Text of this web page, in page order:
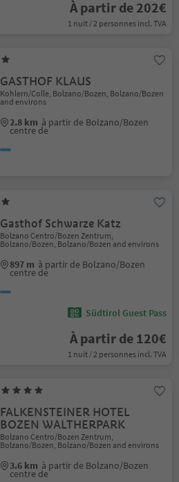
À partir de 202€
1 nuit / 2 personnes incl. TVA
GASTHOF KLAUS
Kohlern/Colle, Bolzano/Bozen, Bolzano/Bozen
and environs
2.8 km à partir de Bolzano/Bozen
centre de
Gasthof Schwarze Katz
Bolzano Centro/Bozen Zentrum,
Bolzano/Bozen, Bolzano/Bozen and environs
897 m à partir de Bolzano/Bozen
centre de
Südtirol Guest Pass
À partir de 120€
1 nuit / 2 personnes incl. TVA
FALKENSTEINER HOTEL
BOZEN WALTHERPARK
Bolzano Centro/Bozen Zentrum,
Bolzano/Bozen, Bolzano/Bozen and environs
3.6 km à partir de Bolzano/Bozen
centre de